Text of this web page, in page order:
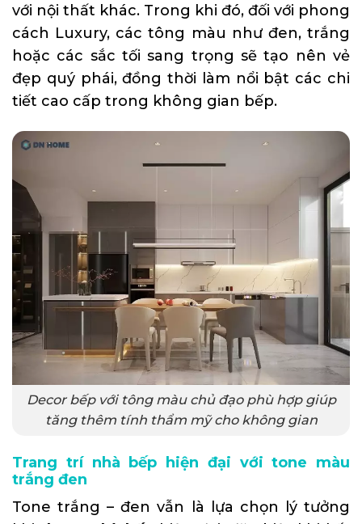
với nội thất khác. Trong khi đó, đối với phong
cách Luxury, các tông màu như đen, trắng
hoặc các sắc tối sang trọng sẽ tạo nên vẻ
đẹp quý phái, đồng thời làm nổi bật các chi
tiết cao cấp trong không gian bếp.
Decor bếp với tông màu chủ đạo phù hợp giúp
tăng thêm tính thẩm mỹ cho không gian
Trang trí nhà bếp hiện đại với tone màu
trắng đen
Tone trắng – đen vẫn là lựa chọn lý tưởng